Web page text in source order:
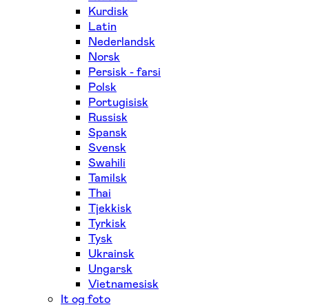
Kurdisk
Latin
Nederlandsk
Norsk
Persisk - farsi
Polsk
Portugisisk
Russisk
Spansk
Svensk
Swahili
Tamilsk
Thai
Tjekkisk
Tyrkisk
Tysk
Ukrainsk
Ungarsk
Vietnamesisk
It og foto